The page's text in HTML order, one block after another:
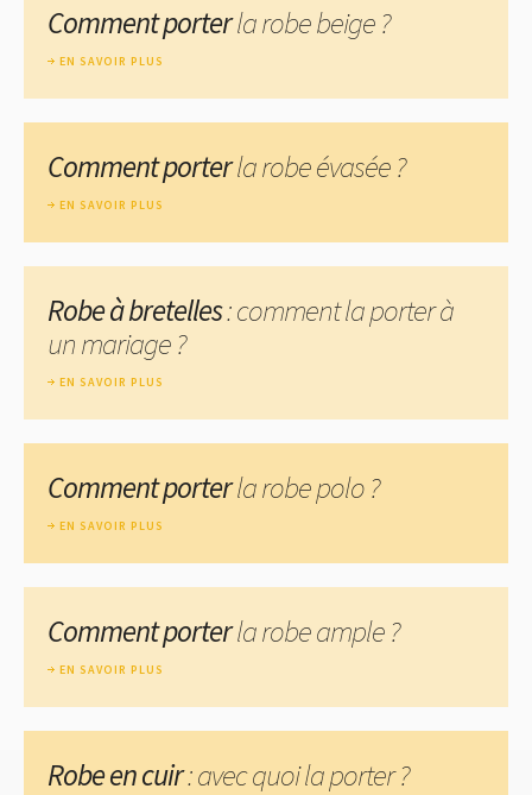
Comment porterla robe beige ?
EN SAVOIR PLUS
Comment porterla robe évasée ?
EN SAVOIR PLUS
Robe à bretelles: comment la porter à
un mariage ?
EN SAVOIR PLUS
Comment porterla robe polo ?
EN SAVOIR PLUS
Comment porterla robe ample ?
EN SAVOIR PLUS
Robe en cuir: avec quoi la porter ?